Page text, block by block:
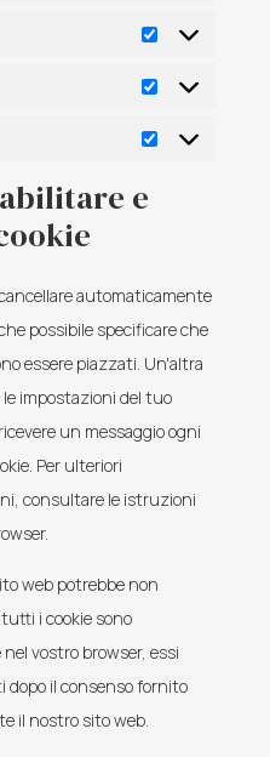
e
automaticamente
possibile specificare che
essere piazzati. Un'altra
impostazioni del tuo
un messaggio ogni
Per ulteriori
consultare le istruzioni
web potrebbe non
i cookie sono
vostro browser, essi
il consenso fornito
il nostro sito web.